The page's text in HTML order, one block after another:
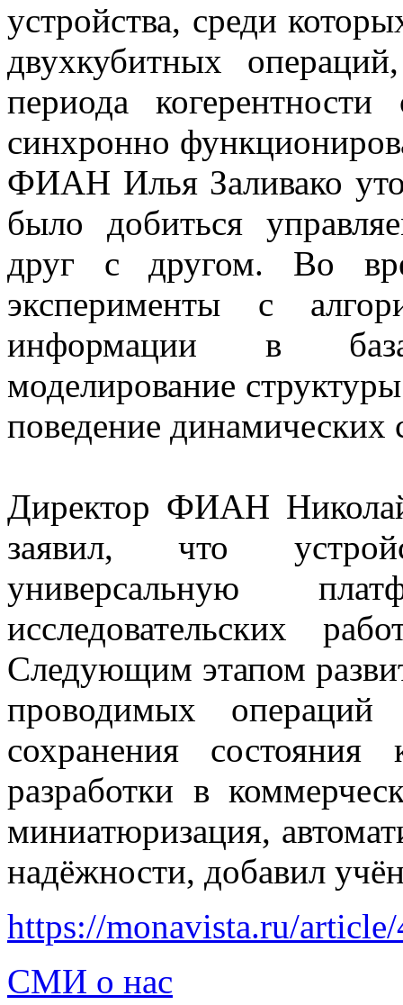
устройства, среди
двухкубитных
периода
синхронно
ФИАН Илья Заливако
было добиться
друг с другом. Во
эксперименты с
информации в
моделирование
поведение динамических
Директор ФИАН
заявил, что
универсальную
исследовательских
Следующим этапом
проводимых операций
сохранения состояния
разработки в
миниатюризация,
надёжности, добавил
https://monavista.ru/
СМИ о нас